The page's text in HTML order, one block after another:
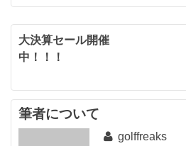
投
稿
ナ
ビ
大決算セール開催
中！！！
筆者について
golffreaks